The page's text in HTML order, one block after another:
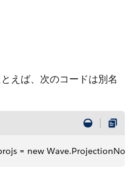
えば、次のコードは別名
= new